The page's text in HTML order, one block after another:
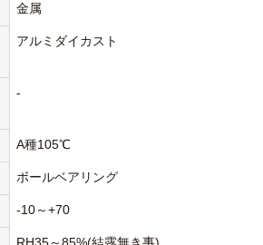
金属
アルミダイカスト
-
A種105℃
ボールベアリング
-10～+70